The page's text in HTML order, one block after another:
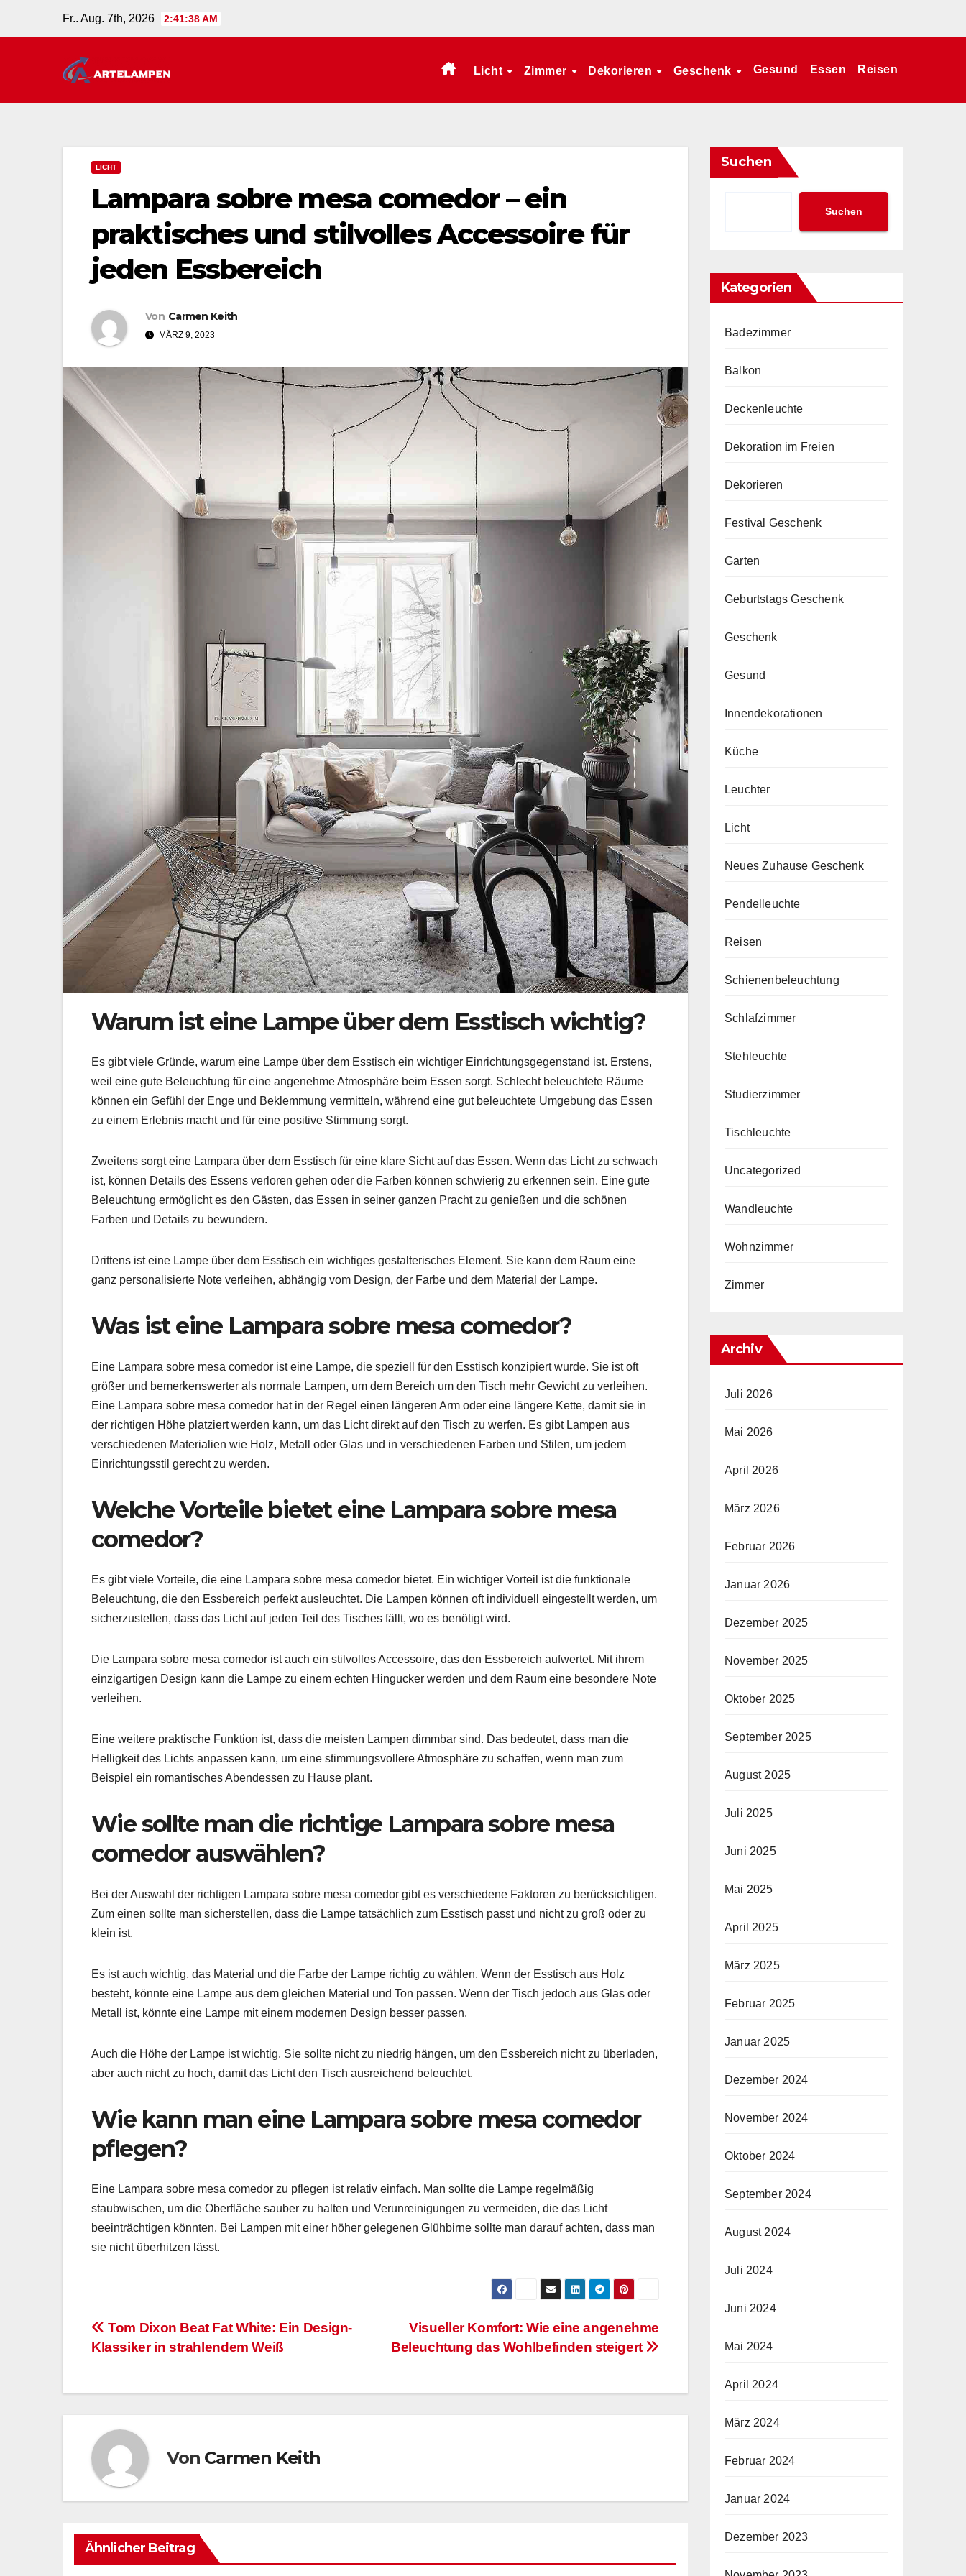
Fr.. Aug. 7th, 2026 2:41:39 AM
Licht Zimmer Dekorieren Geschenk Gesund Essen Reisen
LICHT
Lampara sobre mesa comedor – ein
praktisches und stilvolles Accessoire für
jeden Essbereich
Von Carmen Keith
MÄRZ 9, 2023
Warum ist eine Lampe über dem Esstisch wichtig?
Es gibt viele Gründe, warum eine Lampe über dem Esstisch ein wichtiger Einrichtungsgegenstand ist. Erstens,
weil eine gute Beleuchtung für eine angenehme Atmosphäre beim Essen sorgt. Schlecht beleuchtete Räume
können ein Gefühl der Enge und Beklemmung vermitteln, während eine gut beleuchtete Umgebung das Essen
zu einem Erlebnis macht und für eine positive Stimmung sorgt.
Zweitens sorgt eine Lampara über dem Esstisch für eine klare Sicht auf das Essen. Wenn das Licht zu schwach
ist, können Details des Essens verloren gehen oder die Farben können schwierig zu erkennen sein. Eine gute
Beleuchtung ermöglicht es den Gästen, das Essen in seiner ganzen Pracht zu genießen und die schönen
Farben und Details zu bewundern.
Drittens ist eine Lampe über dem Esstisch ein wichtiges gestalterisches Element. Sie kann dem Raum eine
ganz personalisierte Note verleihen, abhängig vom Design, der Farbe und dem Material der Lampe.
Was ist eine Lampara sobre mesa comedor?
Eine Lampara sobre mesa comedor ist eine Lampe, die speziell für den Esstisch konzipiert wurde. Sie ist oft
größer und bemerkenswerter als normale Lampen, um dem Bereich um den Tisch mehr Gewicht zu verleihen.
Eine Lampara sobre mesa comedor hat in der Regel einen längeren Arm oder eine längere Kette, damit sie in
der richtigen Höhe platziert werden kann, um das Licht direkt auf den Tisch zu werfen. Es gibt Lampen aus
verschiedenen Materialien wie Holz, Metall oder Glas und in verschiedenen Farben und Stilen, um jedem
Einrichtungsstil gerecht zu werden.
Welche Vorteile bietet eine Lampara sobre mesa
comedor?
Es gibt viele Vorteile, die eine Lampara sobre mesa comedor bietet. Ein wichtiger Vorteil ist die funktionale
Beleuchtung, die den Essbereich perfekt ausleuchtet. Die Lampen können oft individuell eingestellt werden, um
sicherzustellen, dass das Licht auf jeden Teil des Tisches fällt, wo es benötigt wird.
Die Lampara sobre mesa comedor ist auch ein stilvolles Accessoire, das den Essbereich aufwertet. Mit ihrem
einzigartigen Design kann die Lampe zu einem echten Hingucker werden und dem Raum eine besondere Note
verleihen.
Eine weitere praktische Funktion ist, dass die meisten Lampen dimmbar sind. Das bedeutet, dass man die
Helligkeit des Lichts anpassen kann, um eine stimmungsvollere Atmosphäre zu schaffen, wenn man zum
Beispiel ein romantisches Abendessen zu Hause plant.
Wie sollte man die richtige Lampara sobre mesa
comedor auswählen?
Bei der Auswahl der richtigen Lampara sobre mesa comedor gibt es verschiedene Faktoren zu berücksichtigen.
Zum einen sollte man sicherstellen, dass die Lampe tatsächlich zum Esstisch passt und nicht zu groß oder zu
klein ist.
Es ist auch wichtig, das Material und die Farbe der Lampe richtig zu wählen. Wenn der Esstisch aus Holz
besteht, könnte eine Lampe aus dem gleichen Material und Ton passen. Wenn der Tisch jedoch aus Glas oder
Metall ist, könnte eine Lampe mit einem modernen Design besser passen.
Auch die Höhe der Lampe ist wichtig. Sie sollte nicht zu niedrig hängen, um den Essbereich nicht zu überladen,
aber auch nicht zu hoch, damit das Licht den Tisch ausreichend beleuchtet.
Wie kann man eine Lampara sobre mesa comedor
pflegen?
Eine Lampara sobre mesa comedor zu pflegen ist relativ einfach. Man sollte die Lampe regelmäßig
staubwischen, um die Oberfläche sauber zu halten und Verunreinigungen zu vermeiden, die das Licht
beeinträchtigen könnten. Bei Lampen mit einer höher gelegenen Glühbirne sollte man darauf achten, dass man
sie nicht überhitzen lässt.
Beitragsnavigation
Visueller Komfort: Wie eine angenehme
Beleuchtung das Wohlbefinden steigert
Tom Dixon Beat Fat White: Ein Design-
Klassiker in strahlendem Weiß
Von Carmen Keith
Ähnlicher Beitrag
Suchen
Suchen
Kategorien
Badezimmer
Balkon
Deckenleuchte
Dekoration im Freien
Dekorieren
Festival Geschenk
Garten
Geburtstags Geschenk
Geschenk
Gesund
Innendekorationen
Küche
Leuchter
Licht
Neues Zuhause Geschenk
Pendelleuchte
Reisen
Schienenbeleuchtung
Schlafzimmer
Stehleuchte
Studierzimmer
Tischleuchte
Uncategorized
Wandleuchte
Wohnzimmer
Zimmer
Archiv
Juli 2026
Mai 2026
April 2026
März 2026
Februar 2026
Januar 2026
Dezember 2025
November 2025
Oktober 2025
September 2025
August 2025
Juli 2025
Juni 2025
Mai 2025
April 2025
März 2025
Februar 2025
Januar 2025
Dezember 2024
November 2024
Oktober 2024
September 2024
August 2024
Juli 2024
Juni 2024
Mai 2024
April 2024
März 2024
Februar 2024
Januar 2024
Dezember 2023